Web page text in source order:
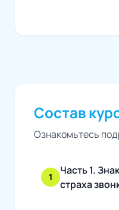
Состав
Ознакомьтесь
1
Часть 1.
страха